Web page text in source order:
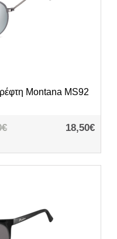
Montana MS92
18,50€